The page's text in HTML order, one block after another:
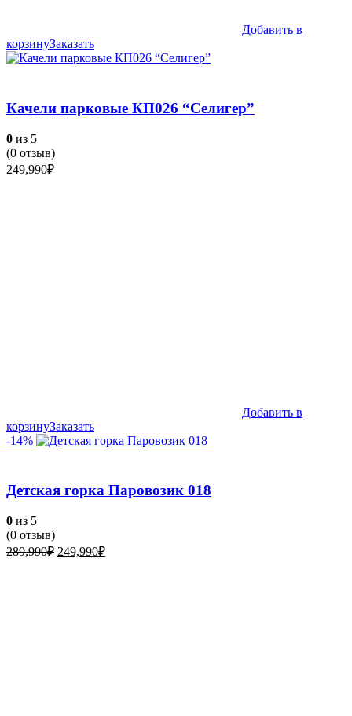
Добавить в
корзинуЗаказать
Качели парковые КП026 “Селигер”
0 из 5
(0 отзыв)
249,990₽
Добавить в
корзинуЗаказать
-14%
Детская горка Паровозик 018
0 из 5
(0 отзыв)
289,990₽ Первоначальная
249,990₽Текущая